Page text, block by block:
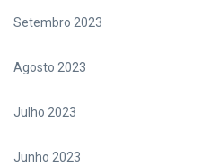
Setembro 2023
Agosto 2023
Julho 2023
Junho 2023